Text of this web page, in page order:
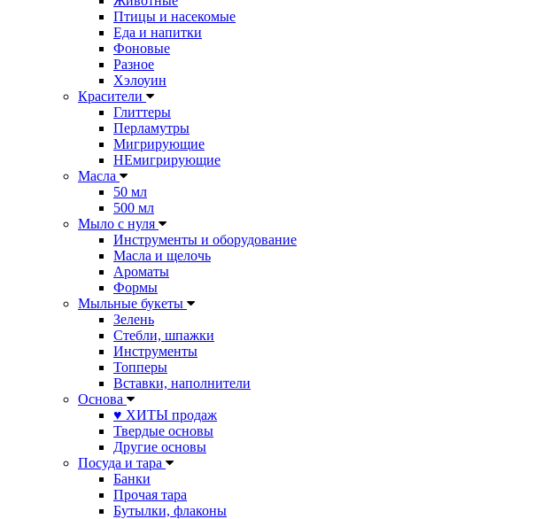
Птицы и насекомые
Еда и напитки
Фоновые
Разное
Хэлоуин
Красители
Глиттеры
Перламутры
Мигрирующие
НЕмигрирующие
Масла
50 мл
500 мл
Мыло с нуля
Инструменты и оборудование
Масла и щелочь
Ароматы
Формы
Мыльные букеты
Зелень
Стебли, шпажки
Инструменты
Топперы
Вставки, наполнители
Основа
♥ ХИТЫ продаж
Твердые основы
Другие основы
Посуда и тара
Банки
Прочая тара
Бутылки, флаконы